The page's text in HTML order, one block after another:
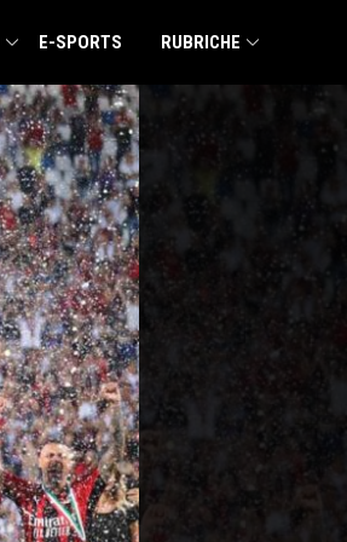
E-SPORTS RUBRICHE